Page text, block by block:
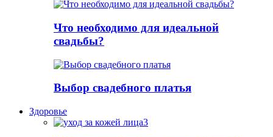
Что необходимо для идеальной
свадьбы?
Выбор свадебного платья
Здоровье